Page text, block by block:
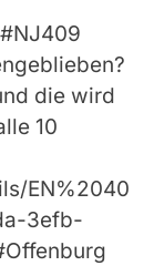
die wird
10
EN%2040
3efb-